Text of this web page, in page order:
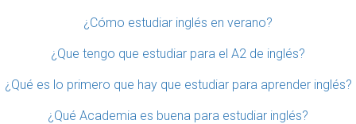
¿Cómo estudiar inglés en verano?
¿Que tengo que estudiar para el A2 de inglés?
¿Qué es lo primero que hay que estudiar para aprender inglés?
¿Qué Academia es buena para estudiar inglés?